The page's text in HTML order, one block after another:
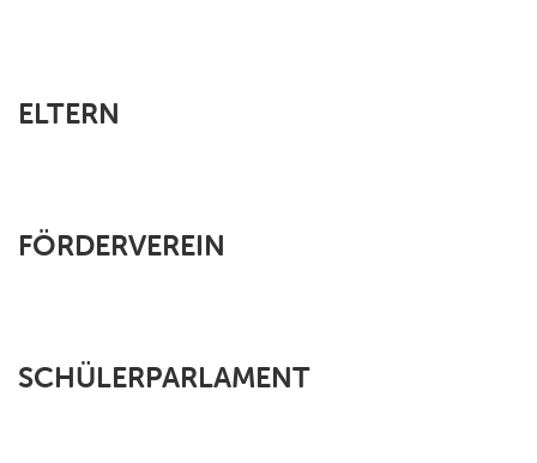
ELTERN
FÖRDERVEREIN
SCHÜLERPARLAMENT